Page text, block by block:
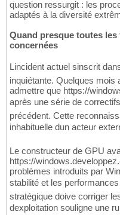
question ressurgit : les
adaptés à la diversité
Quand presque toutes
concernées
Lincident actuel sinscrit
inquiétante. Quelques mois
admettre que https://
après une série de
précédent. Cette
inhabituelle dun acteur
Le constructeur de GPU
https://
problèmes introduits par
stabilité et les performances
stratégique doive corriger
dexploitation souligne une